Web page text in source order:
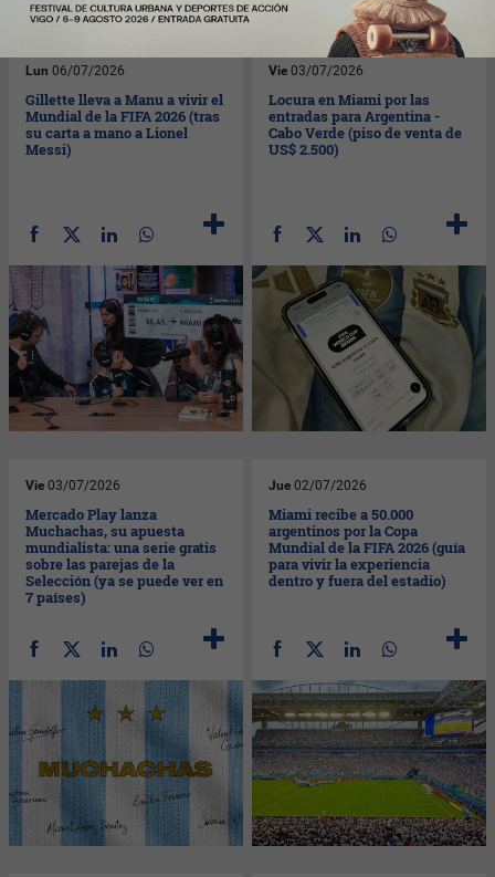
Lun 06/07/2026
Gillette lleva a Manu a vivir el
Mundial de la FIFA 2026 (tras
su carta a mano a Lionel
Messi)
Vie 03/07/2026
Locura en Miami por las
entradas para Argentina -
Cabo Verde (piso de venta de
US$ 2.500)
Vie 03/07/2026
Mercado Play lanza
Muchachas, su apuesta
mundialista: una serie gratis
sobre las parejas de la
Selección (ya se puede ver en
7 países)
Jue 02/07/2026
Miami recibe a 50.000
argentinos por la Copa
Mundial de la FIFA 2026 (guía
para vivir la experiencia
dentro y fuera del estadio)